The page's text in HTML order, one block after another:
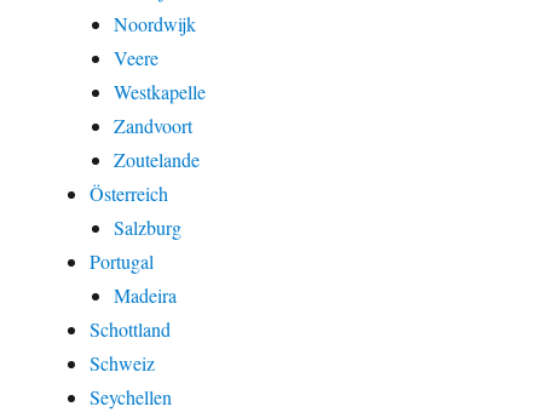
Noordwijk
Veere
Westkapelle
Zandvoort
Zoutelande
Österreich
Salzburg
Portugal
Madeira
Schottland
Schweiz
Seychellen